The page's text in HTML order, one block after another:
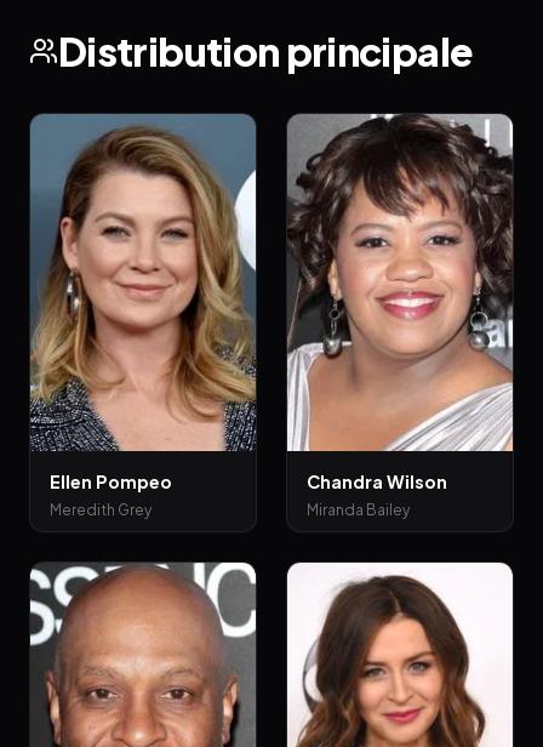
Distribution principale
Ellen Pompeo
Meredith Grey
Chandra Wilson
Miranda Bailey